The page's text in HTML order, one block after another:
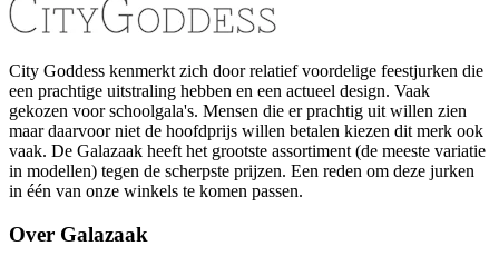
City Goddess kenmerkt zich door relatief voordelige feestjurken die
een prachtige uitstraling hebben en een actueel design. Vaak
gekozen voor schoolgala's. Mensen die er prachtig uit willen zien
maar daarvoor niet de hoofdprijs willen betalen kiezen dit merk ook
vaak. De Galazaak heeft het grootste assortiment (de meeste variatie
in modellen) tegen de scherpste prijzen. Een reden om deze jurken
in één van onze winkels te komen passen.
Over Galazaak